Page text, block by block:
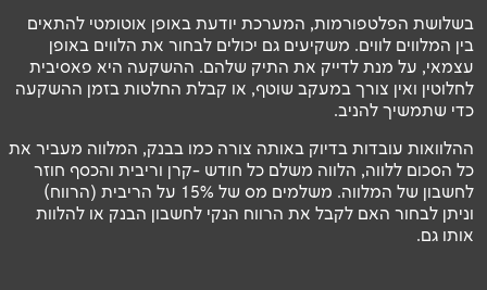
בשלושת הפלטפורמות, המערכת יודעת באופן אוטומטי להתאים
בין המלווים לווים. משקיעים גם יכולים לבחור את הלווים באופן
עצמאי, על מנת לדייק את התיק שלהם. ההשקעה היא פאסיבית
לחלוטין ואין צורך במעקב שוטף, או קבלת החלטות בזמן ההשקעה
כדי שתמשיך להניב.
ההלוואות עובדות בדיוק באותה צורה כמו בבנק, המלווה מעביר את
כל הסכום ללווה, הלווה משלם כל חודש -קרן וריבית והכסף חוזר
לחשבון של המלווה. משלמים מס של 15% על הריבית (הרווח)
וניתן לבחור האם לקבל את הרווח הנקי לחשבון הבנק או להלוות
אותו גם.